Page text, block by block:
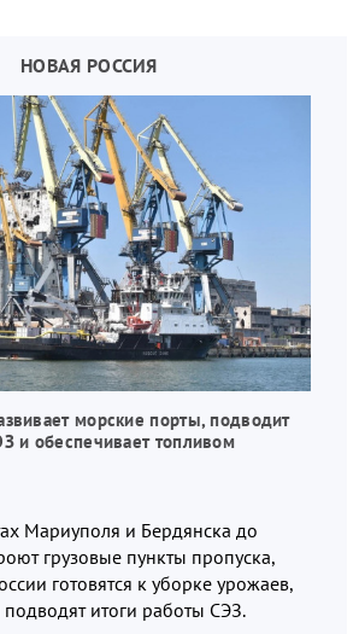
НОВАЯ РОССИЯ
морские порты, подводит
и обеспечивает топливом
Мариуполя и Бердянска до
грузовые пункты пропуска,
готовятся к уборке урожаев,
итоги работы СЭЗ.